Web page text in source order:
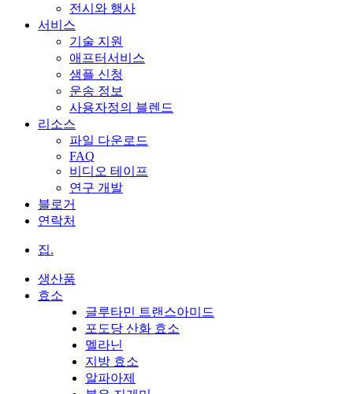
전시와 행사
서비스
기술 지원
애프터서비스
샘플 신청
운송 정보
사용자정의 블렌드
리소스
파일 다운로드
FAQ
비디오 테이프
연구 개발
블로거
연락처
집.
생산품
효소
글루타민 트랜스아미드
포도당 산화 효소
멜라닌
지방 효소
알파아제